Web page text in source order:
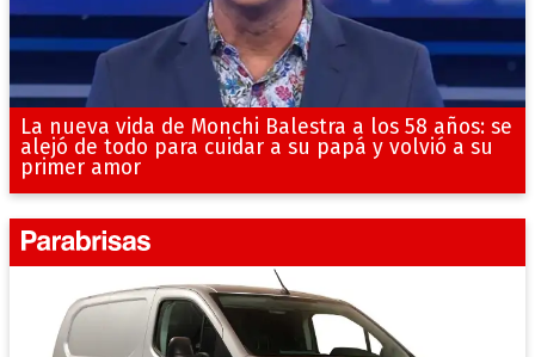
La nueva vida de Monchi Balestra a los 58 años: se
alejó de todo para cuidar a su papá y volvió a su
primer amor